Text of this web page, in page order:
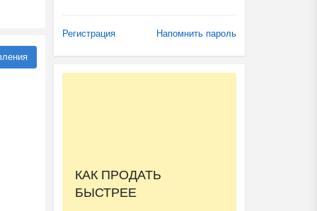
Регистрация Напомнить пароль
КАК ПРОДАТЬ
БЫСТРЕЕ